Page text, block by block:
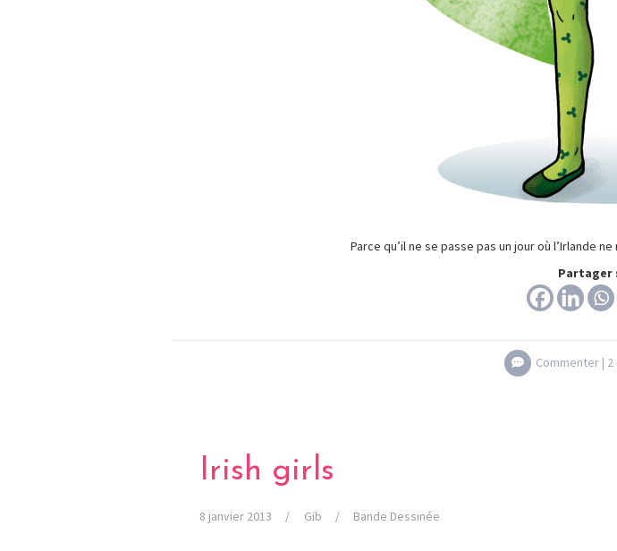
Parce qu’il ne se passe pas un jour où l’Irlande
Partager
Commenter |
Irish girls
8 janvier 2013 Gib Bande Dessinée